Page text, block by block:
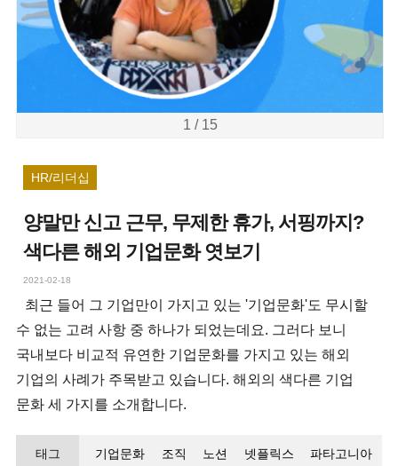
1 / 15
HR/리더십
양말만 신고 근무, 무제한 휴가, 서핑까지?
색다른 해외 기업문화 엿보기
2021-02-18
최근 들어 그 기업만이 가지고 있는 '기업문화'도 무시할
수 없는 고려 사항 중 하나가 되었는데요. 그러다 보니
국내보다 비교적 유연한 기업문화를 가지고 있는 해외
기업의 사례가 주목받고 있습니다. 해외의 색다른 기업
문화 세 가지를 소개합니다.
태그 기업문화 조직 노션 넷플릭스 파타고니아